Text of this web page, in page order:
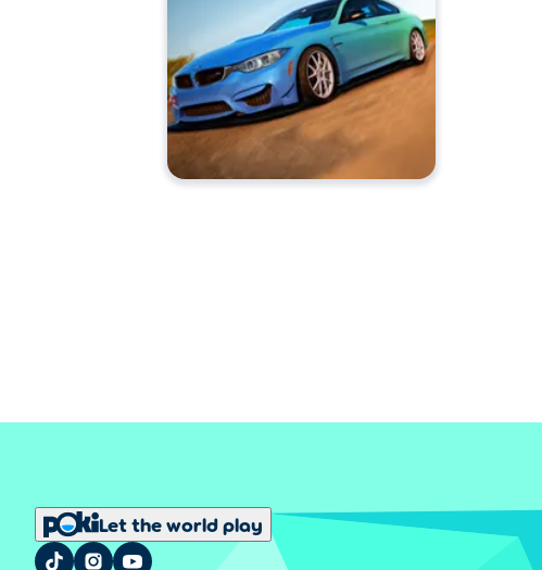
Let the world play